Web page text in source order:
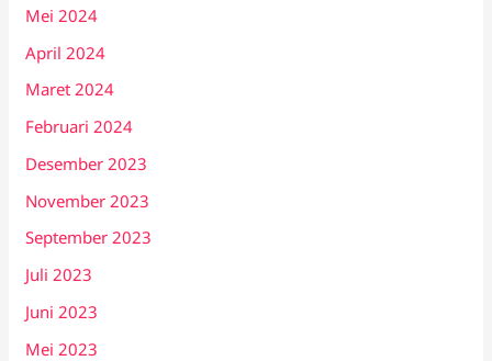
Mei 2024
April 2024
Maret 2024
Februari 2024
Desember 2023
November 2023
September 2023
Juli 2023
Juni 2023
Mei 2023